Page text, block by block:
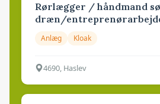
Rørlægger / håndmand
dræn/
Anlæg Kloak
4690, Haslev